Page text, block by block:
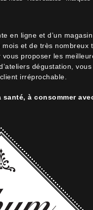
en ligne et d’un
et de très nombreux
proposer les
dégustation,
irréprochable.
à consommer